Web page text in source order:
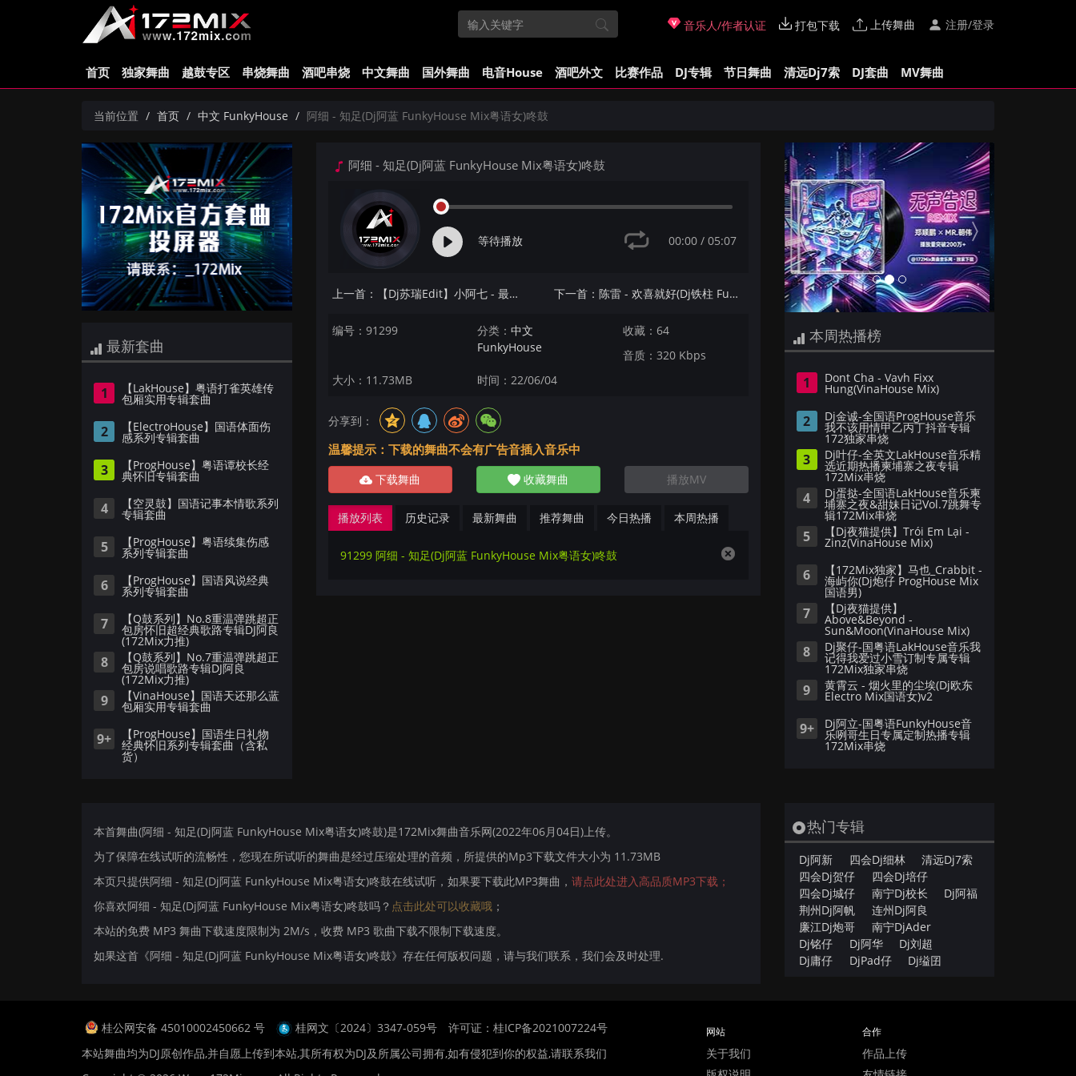
音乐人/作者认证 打包下载 上传舞曲 注册/登录
首页 独家舞曲 越鼓专区 串烧舞曲 酒吧串烧 中文舞曲 国外舞曲 电音House 酒吧外文 比赛作品 DJ专辑 节日舞曲 清远Dj7索 DJ套曲 MV舞曲
当前位置 首页 中文 FunkyHouse 阿细 - 知足(Dj阿蓝 FunkyHouse Mix粤语女)咚鼓
最新套曲
1 【LakHouse】粤语打雀英雄传
包厢实用专辑套曲
2 【ElectroHouse】国语体面伤
感系列专辑套曲
3 【ProgHouse】粤语谭校长经
典怀旧专辑套曲
4 【空灵鼓】国语记事本情歌系列
专辑套曲
5 【ProgHouse】粤语续集伤感
系列专辑套曲
6 【ProgHouse】国语风说经典
系列专辑套曲
7 【Q鼓系列】No.8重温弹跳超正
包房怀旧超经典歌路专辑DJ阿良
(172Mix力推)
8 【Q鼓系列】No.7重温弹跳超正
包房说唱歌路专辑DJ阿良
(172Mix力推)
9 【VinaHouse】国语天还那么蓝
包厢实用专辑套曲
9+ 【ProgHouse】国语生日礼物
经典怀旧系列专辑套曲（含私
货）
阿细 - 知足(Dj阿蓝 FunkyHouse Mix粤语女)咚鼓
等待播放 00:00 / 05:07
上一首：【Dj苏瑞Edit】小阿七 - 最美的瞬间(廉江Dj风神 FunkyHouse Mix国语女)咚鼓 下一首：陈雷 - 欢喜就好(Dj铁柱 FunkyHouse Mix闽南语)咚鼓
编号：91299 分类：中文
FunkyHouse
收藏：64
音质：320 Kbps
大小：11.73MB
时间：22/06/04
分享到：
温馨提示：下载的舞曲不会有广告音插入音乐中
下载舞曲 收藏舞曲 播放MV
播放列表 历史记录 最新舞曲 推荐舞曲 今日热播 本周热播
91299 阿细 - 知足(Dj阿蓝 FunkyHouse Mix粤语女)咚鼓
Previous Next
本周热播榜
1 Dont Cha - Vavh Fixx
Hung(VinaHouse Mix)
2 Dj金诚-全国语ProgHouse音乐
我不该用情甲乙丙丁抖音专辑
172独家串烧
3 Dj叶仔-全英文LakHouse音乐精
选近期热播柬埔寨之夜专辑
172Mix串烧
4 Dj蛋挞-全国语LakHouse音乐柬
埔寨之夜&甜妹日记Vol.7跳舞专
辑172Mix串烧
5 【Dj夜猫提供】Trói Em Lại -
Zinz(VinaHouse Mix)
6 【172Mix独家】马也_Crabbit -
海屿你(Dj炮仔 ProgHouse Mix
国语男)
7 【Dj夜猫提供】
Above&Beyond -
Sun&Moon(VinaHouse Mix)
8 Dj聚仔-国粤语LakHouse音乐我
记得我爱过小雪订制专属专辑
172Mix独家串烧
9 黄霄云 - 烟火里的尘埃(Dj欧东
Electro Mix国语女)v2
9+ Dj阿立-国粤语FunkyHouse音
乐咧哥生日专属定制热播专辑
172Mix串烧
本首舞曲(阿细 - 知足(Dj阿蓝 FunkyHouse Mix粤语女)咚鼓)是172Mix舞曲音乐网(2022年06月04日)上传。
为了保障在线试听的流畅性，您现在所试听的舞曲是经过压缩处理的音频，所提供的Mp3下载文件大小为 11.73MB
本页只提供阿细 - 知足(Dj阿蓝 FunkyHouse Mix粤语女)咚鼓在线试听，如果要下载此MP3舞曲， 请点此处进入高品质MP3下载；
你喜欢阿细 - 知足(Dj阿蓝 FunkyHouse Mix粤语女)咚鼓吗？ 点击此处可以收藏哦 ；
本站的免费 MP3 舞曲下载速度限制为 2M/s，收费 MP3 歌曲下载不限制下载速度。
如果这首《阿细 - 知足(Dj阿蓝 FunkyHouse Mix粤语女)咚鼓》存在任何版权问题，请与我们联系，我们会及时处理.
热门专辑
Dj阿新 四会Dj细林
清远Dj7索
四会Dj贺仔
四会Dj培仔
四会Dj城仔
南宁Dj校长
Dj阿福
荆州Dj阿帆
连州Dj阿良
廉江Dj炮哥
南宁DjAder
Dj铭仔
Dj阿华
Dj刘超
Dj庸仔
DjPad仔 Dj缢囝
桂公网安备 45010002450662 号 桂网文〔2024〕3347-059号
许可证：桂ICP备2021007224号
本站舞曲均为DJ原创作品,并自愿上传到本站,其所有权为DJ及所属公司拥有,如有侵犯到你的权益,请联系我们
网站
关于我们
合作
作品上传